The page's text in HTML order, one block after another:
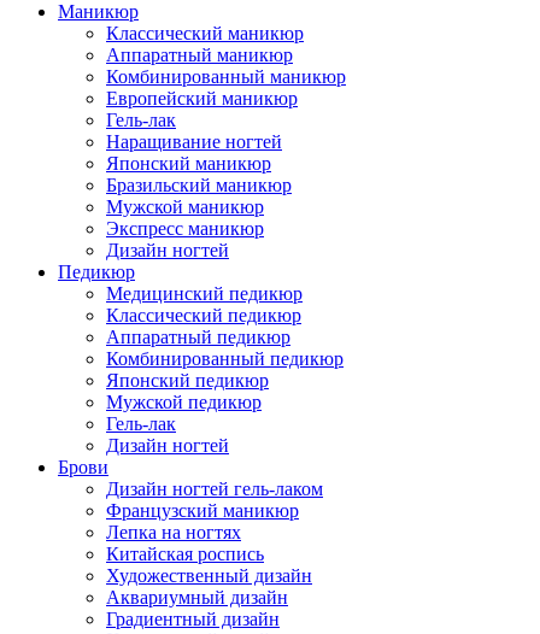
Маникюр
Классический маникюр
Аппаратный маникюр
Комбинированный маникюр
Европейский маникюр
Гель-лак
Наращивание ногтей
Японский маникюр
Бразильский маникюр
Мужской маникюр
Экспресс маникюр
Дизайн ногтей
Педикюр
Медицинский педикюр
Классический педикюр
Аппаратный педикюр
Комбинированный педикюр
Японский педикюр
Мужской педикюр
Гель-лак
Дизайн ногтей
Брови
Дизайн ногтей гель-лаком
Французский маникюр
Лепка на ногтях
Китайская роспись
Художественный дизайн
Аквариумный дизайн
Градиентный дизайн